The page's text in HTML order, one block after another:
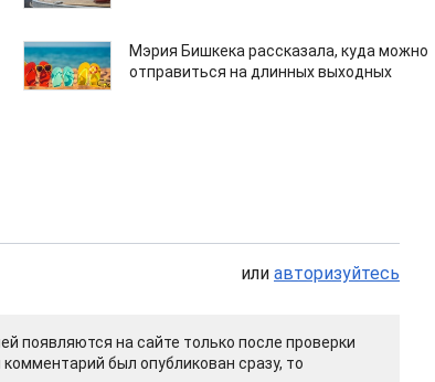
Мэрия Бишкека рассказала, куда можно
отправиться на длинных выходных
или авторизуйтесь
появляются на сайте только после проверки
был опубликован сразу, то